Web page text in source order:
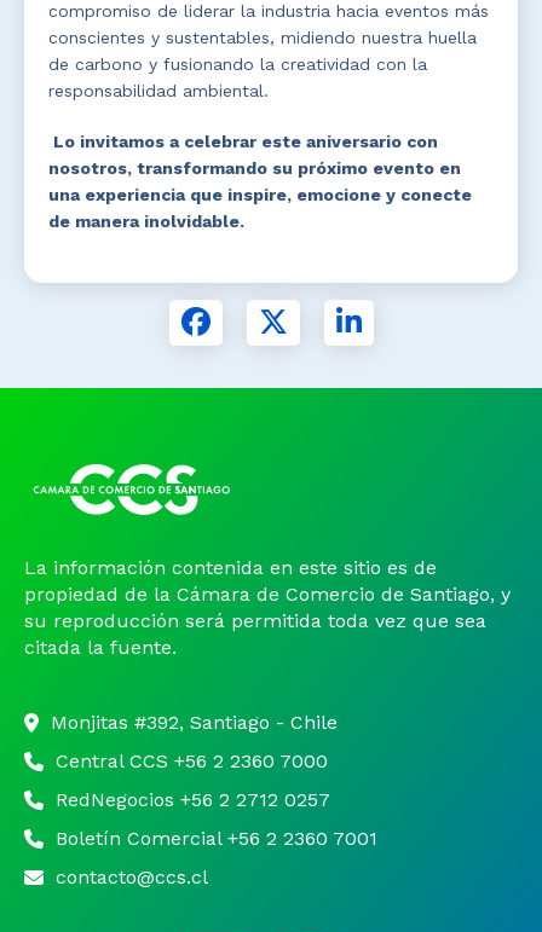
compromiso de liderar la industria hacia eventos más
conscientes y sustentables, midiendo nuestra huella
de carbono y fusionando la creatividad con la
responsabilidad ambiental.
Lo invitamos a celebrar este aniversario con
nosotros, transformando su próximo evento en
una experiencia que inspire, emocione y conecte
de manera inolvidable.
La información contenida en este sitio es de
propiedad de la Cámara de Comercio de Santiago, y
su reproducción será permitida toda vez que sea
citada la fuente.
Monjitas #392, Santiago - Chile
Central CCS +56 2 2360 7000
RedNegocios +56 2 2712 0257
Boletín Comercial +56 2 2360 7001
contacto@ccs.cl